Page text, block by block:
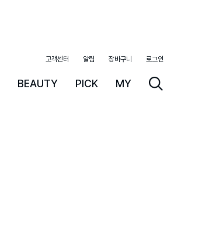
BEAUTY PICK MY
고객센터 알림 장바구니 로그인